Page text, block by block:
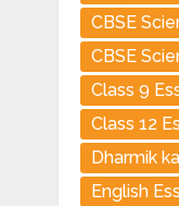
CBSE
CBSE
Class 9
Class 12
Dharmik
English